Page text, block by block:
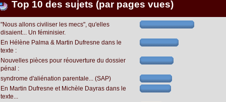
Top 10 des sujets (par pages vues)
"Nous allons civiliser les mecs", qu'elles
disaient... Un féminisier.
En Hélène Palma & Martin Dufresne dans le
texte :
Nouvelles pièces pour réouverture du dossier
pénal :
syndrome d'aliénation parentale... (SAP)
En Martin Dufresne et Michèle Dayras dans le
texte...